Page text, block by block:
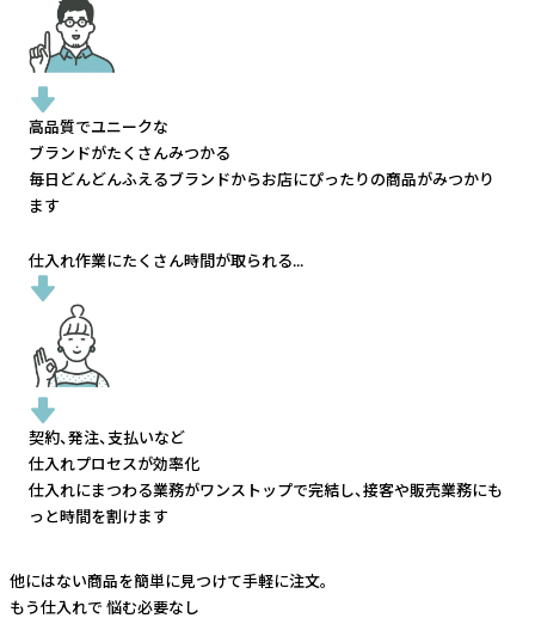
高品質でユニークな
ブランドがたくさんみつかる
毎日どんどんふえるブランドからお店にぴったりの商品がみつかり
ます
仕入れ作業にたくさん時間が取られる...
契約、発注、支払いなど
仕入れプロセスが効率化
仕入れにまつわる業務がワンストップで完結し、接客や販売業務にも
っと時間を割けます
他にはない商品を簡単に見つけて手軽に注文。
もう仕入れで 悩む必要なし